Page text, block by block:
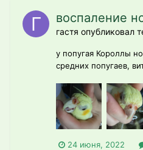
воспаление
гастя опубликовал
у попугая Короллы
средних попугаев,
24 июня, 2022